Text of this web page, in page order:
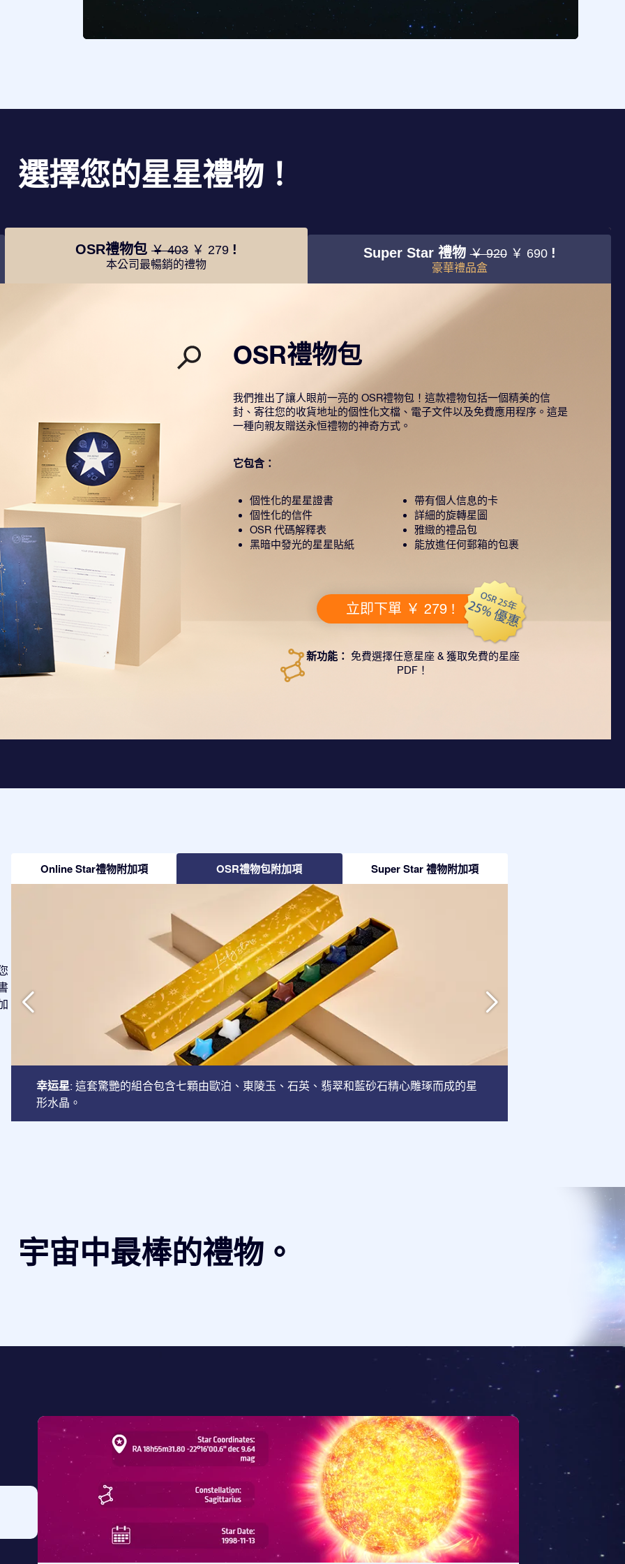
選擇您的星星禮物！
OSR禮物包 ￥ 403 ￥ 279 !
本公司最暢銷的禮物
Super Star 禮物￥ 920 ￥ 690 !
豪華禮品盒
OSR禮物包
我們推出了讓人眼前一亮的 OSR禮物包！這款禮物包括一個精美的信
封、寄往您的收貨地址的個性化文檔、電子文件以及免費應用程序。這是
一種向親友贈送永恒禮物的神奇方式。
它包含：
個性化的星星證書
個性化的信件
OSR 代碼解釋表
黑暗中發光的星星貼紙
帶有個人信息的卡
詳細的旋轉星圖
雅緻的禮品包
能放進任何郵箱的包裹
立即下單 ￥ 279 !
新功能： 免費選擇任意星座 & 獲取免費的星座
PDF！
Online Star禮物附加項 OSR禮物包附加項 Super Star 禮物附加項
幸运星: 這套驚艷的組合包含七顆由歐泊、東陵玉、石英、翡翠和藍砂石精心雕琢而成的星
形水晶。
宇宙中最棒的禮物。